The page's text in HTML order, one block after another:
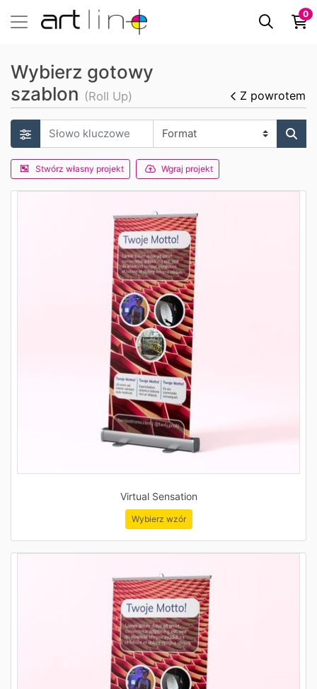
0
Wybierz gotowy
szablon (Roll Up) Z powrotem
Stwórz własny projekt Wgraj projekt
Virtual Sensation
Wybierz wzór